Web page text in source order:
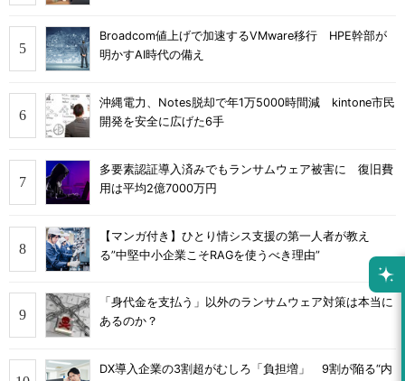
Broadcom値上げで加速するVMware移行 HPE幹部が
明かすAI時代の備え
沖縄電力、Notes脱却で年1万5000時間減 kintone市民
開発を安全に広げた6手
多要素認証導入済みでもランサムウェア被害に 復旧費
用は平均2億7000万円
【マンガ付き】ひとり情シス支援の第一人者が教え
る”中堅中小企業こそRAGを使うべき理由”
「身代金を支払う」以外のランサムウェア対策は本当に
あるのか？
DX導入企業の3割超がむしろ「負担増」 9割が陥る“内